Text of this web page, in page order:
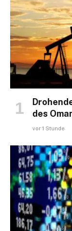
des
vor 1 Stunde